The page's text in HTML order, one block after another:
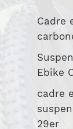
Cadre
Ebike
cadre
29er